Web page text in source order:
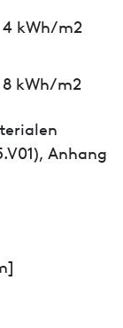
4 kWh/m2
8 kWh/m2
Anhang